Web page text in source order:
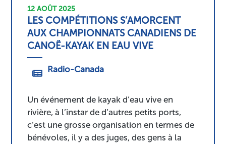
12 AOÛT 2025
LES COMPÉTITIONS S’AMORCENT
AUX CHAMPIONNATS CANADIENS DE
CANOË-KAYAK EN EAU VIVE
Radio-Canada
Un événement de kayak d’eau vive en
rivière, à l’instar de d’autres petits ports,
c’est une grosse organisation en termes de
bénévoles, il y a des juges, des gens à la